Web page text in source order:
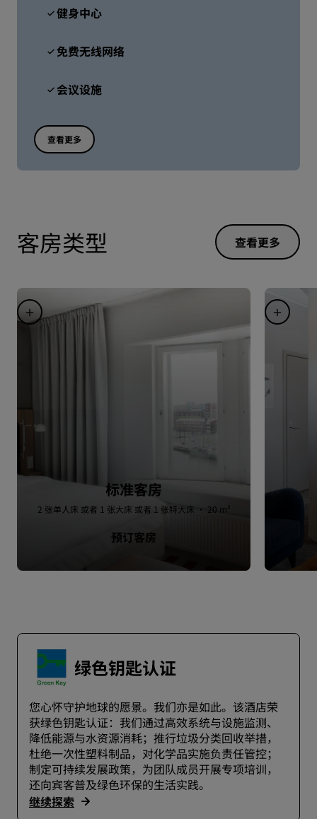
健身中心
免费无线网络
会议设施
查看更多
客房类型 查看更多
标准客房
2 张单人床 或者 1 张大床 或者 1 张特大床 · 20 m²
预订客房
绿色钥匙认证
您心怀守护地球的愿景。我们亦是如此。该酒店荣
获绿色钥匙认证：我们通过高效系统与设施监测、
降低能源与水资源消耗；推行垃圾分类回收举措，
杜绝一次性塑料制品，对化学品实施负责任管控；
制定可持续发展政策，为团队成员开展专项培训，
还向宾客普及绿色环保的生活实践。
继续探索